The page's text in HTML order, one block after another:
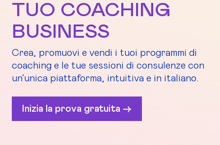
TUO COACHING
BUSINESS
Crea, promuovi e vendi i tuoi programmi di
coaching e le tue sessioni di consulenze con
un’unica piattaforma, intuitiva e in italiano.
Inizia la prova gratuita ->